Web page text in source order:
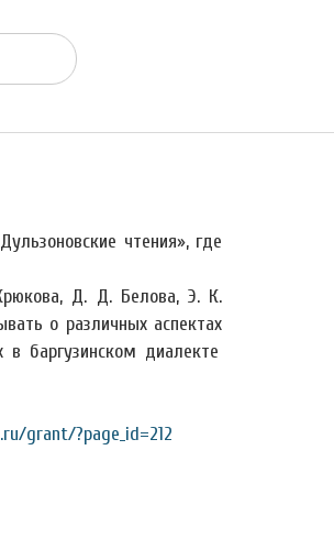
чтения», где
Д. Д. Белова, Э. К.
о различных аспектах
баргузинском диалекте
grant/?page_id=212